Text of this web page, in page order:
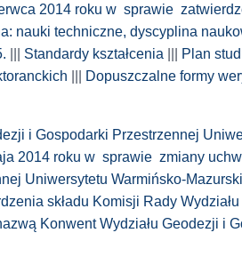
2014 roku w sprawie
nauki techniczne, dyscyplina
Standardy kształcenia Plan
Dopuszczalne formy
i Gospodarki Przestrzennej
2014 roku w sprawie zmiany
Uniwersytetu Warmińsko-
składu Komisji Rady
Konwent Wydziału Geodezji i